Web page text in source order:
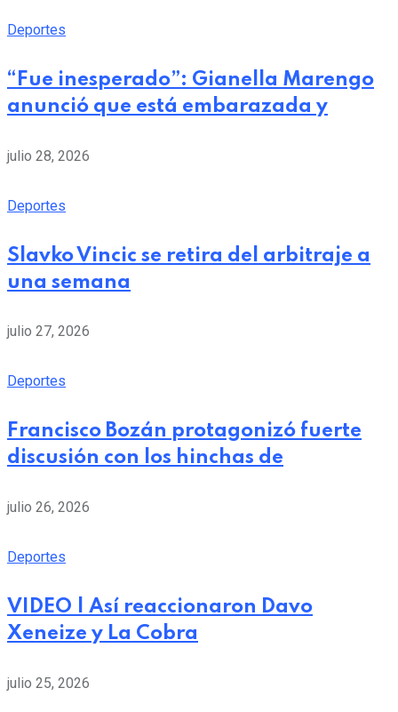
Deportes
“Fue inesperado”: Gianella Marengo
anunció que está embarazada y
julio 28, 2026
Deportes
Slavko Vincic se retira del arbitraje a
una semana
julio 27, 2026
Deportes
Francisco Bozán protagonizó fuerte
discusión con los hinchas de
julio 26, 2026
Deportes
VIDEO | Así reaccionaron Davo
Xeneize y La Cobra
julio 25, 2026